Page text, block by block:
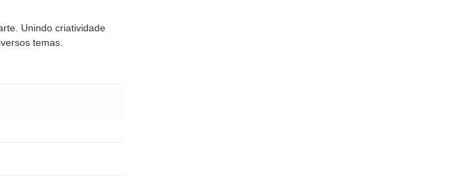
Unindo criatividade
temas.